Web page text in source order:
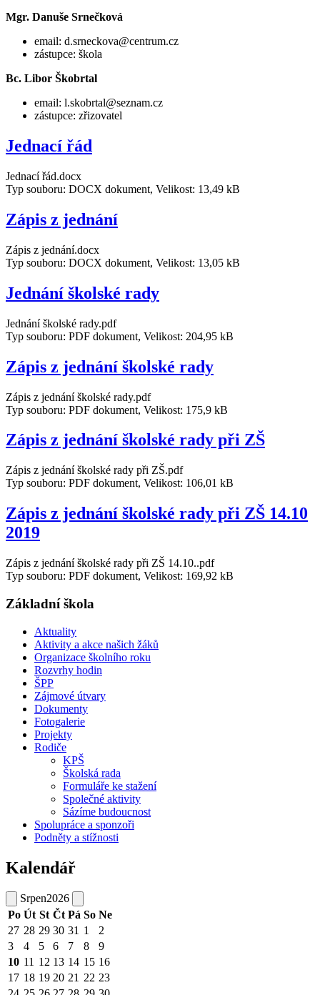
Mgr. Danuše Srnečková
email: d.srneckova@centrum.cz
zástupce: škola
Bc. Libor Škobrtal
email: l.skobrtal@seznam.cz
zástupce: zřizovatel
Jednací řád
Jednací řád.docx
Typ souboru: DOCX dokument, Velikost: 13,49 kB
Zápis z jednání
Zápis z jednání.docx
Typ souboru: DOCX dokument, Velikost: 13,05 kB
Jednání školské rady
Jednání školské rady.pdf
Typ souboru: PDF dokument, Velikost: 204,95 kB
Zápis z jednání školské rady
Zápis z jednání školské rady.pdf
Typ souboru: PDF dokument, Velikost: 175,9 kB
Zápis z jednání školské rady při ZŠ
Zápis z jednání školské rady při ZŠ.pdf
Typ souboru: PDF dokument, Velikost: 106,01 kB
Zápis z jednání školské rady při ZŠ 14.10
2019
Zápis z jednání školské rady při ZŠ 14.10..pdf
Typ souboru: PDF dokument, Velikost: 169,92 kB
Základní škola
Aktuality
Aktivity a akce našich žáků
Organizace školního roku
Rozvrhy hodin
ŠPP
Zájmové útvary
Dokumenty
Fotogalerie
Projekty
Rodiče
KPŠ
Školská rada
Formuláře ke stažení
Společné aktivity
Sázíme budoucnost
Spolupráce a sponzoři
Podněty a stížnosti
Kalendář
Srpen2026
Po Út St Čt Pá So Ne
27 28 29 30 31 1
2
3
4 5 6 7 8
9
10 11 12 13 14 15 16
17 18 19 20 21 22 23